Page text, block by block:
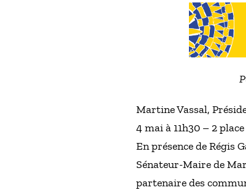
Martine Vassal,
4 mai à 11h30 – 2
En présence de Régis
Sénateur-Maire de
partenaire des